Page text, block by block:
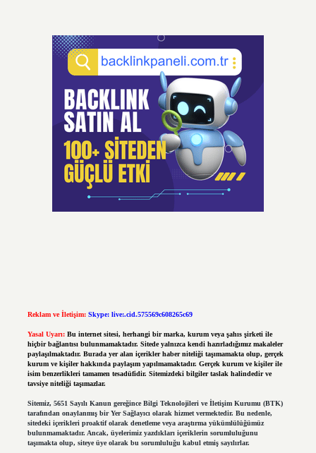
Reklam ve İletişim: Skype: live:.cid.575569c608265c69
Yasal Uyarı: Bu internet sitesi, herhangi bir marka, kurum veya şahıs şirketi ile
hiçbir bağlantısı bulunmamaktadır. Sitede yalnızca kendi hazırladığımız makaleler
paylaşılmaktadır. Burada yer alan içerikler haber niteliği taşımamakta olup, gerçek
kurum ve kişiler hakkında paylaşım yapılmamaktadır. Gerçek kurum ve kişiler ile
isim benzerlikleri tamamen tesadüfidir. Sitemizdeki bilgiler taslak halindedir ve
tavsiye niteliği taşımazlar.
Sitemiz, 5651 Sayılı Kanun gereğince Bilgi Teknolojileri ve İletişim Kurumu (BTK)
tarafından onaylanmış bir Yer Sağlayıcı olarak hizmet vermektedir. Bu nedenle,
sitedeki içerikleri proaktif olarak denetleme veya araştırma yükümlülüğümüz
bulunmamaktadır. Ancak, üyelerimiz yazdıkları içeriklerin sorumluluğunu
taşımakta olup, siteye üye olarak bu sorumluluğu kabul etmiş sayılırlar.